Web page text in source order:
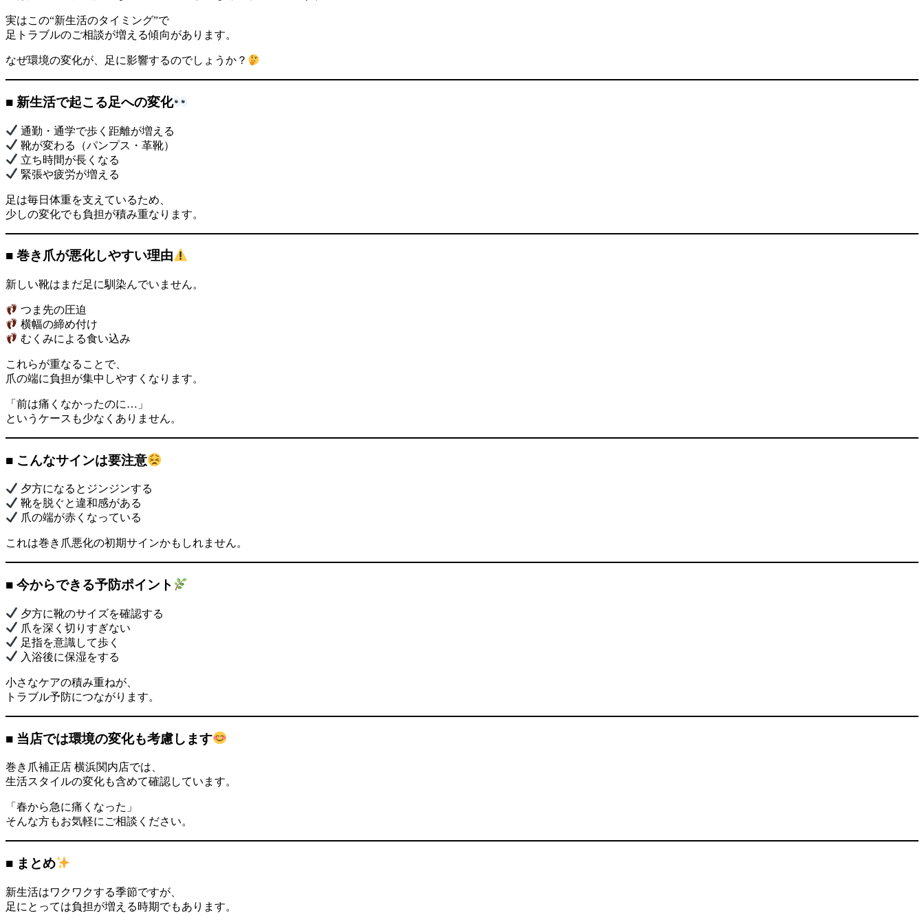
実はこの“新生活のタイミング”で
足トラブルのご相談が増える傾向があります。
なぜ環境の変化が、足に影響するのでしょうか？
■ 新生活で起こる足への変化
通勤・通学で歩く距離が増える
靴が変わる（パンプス・革靴）
立ち時間が長くなる
緊張や疲労が増える
足は毎日体重を支えているため、
少しの変化でも負担が積み重なります。
■ 巻き爪が悪化しやすい理由
新しい靴はまだ足に馴染んでいません。
つま先の圧迫
横幅の締め付け
むくみによる食い込み
これらが重なることで、
爪の端に負担が集中しやすくなります。
「前は痛くなかったのに…」
というケースも少なくありません。
■ こんなサインは要注意
夕方になるとジンジンする
靴を脱ぐと違和感がある
爪の端が赤くなっている
これは巻き爪悪化の初期サインかもしれません。
■ 今からできる予防ポイント
夕方に靴のサイズを確認する
爪を深く切りすぎない
足指を意識して歩く
入浴後に保湿をする
小さなケアの積み重ねが、
トラブル予防につながります。
■ 当店では環境の変化も考慮します
巻き爪補正店 横浜関内店では、
生活スタイルの変化も含めて確認しています。
「春から急に痛くなった」
そんな方もお気軽にご相談ください。
■ まとめ
新生活はワクワクする季節ですが、
足にとっては負担が増える時期でもあります。